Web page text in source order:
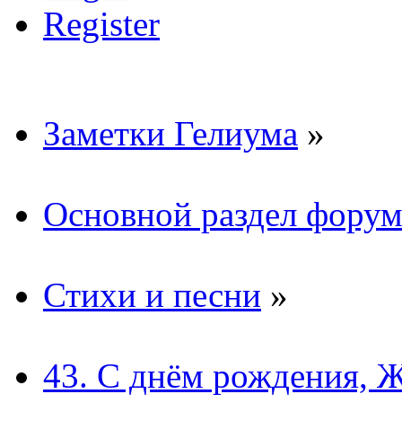
Register
Заметки Гелиума »
Основной раздел
Стихи и песни »
43. С днём рождения,